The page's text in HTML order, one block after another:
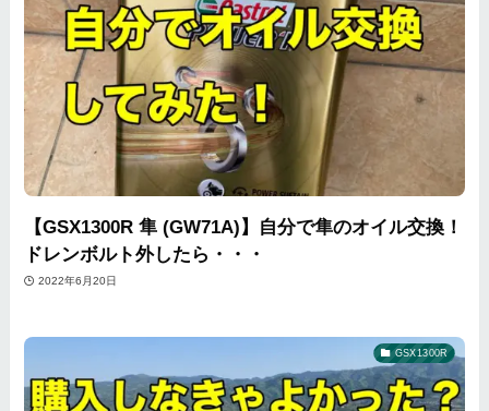
【GSX1300R 隼 (GW71A)】自分で隼のオイル交換！
ドレンボルト外したら・・・
2022年6月20日
GSX1300R